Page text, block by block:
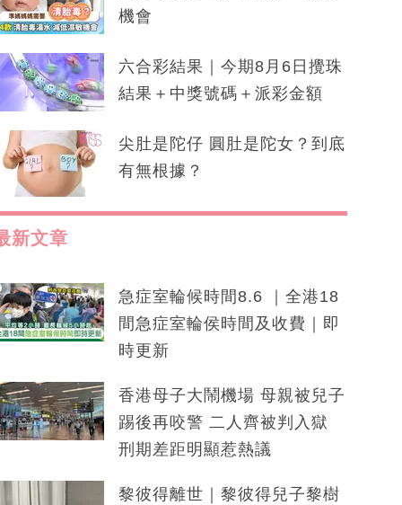
機會
六合彩結果｜今期8月6日攪珠
結果＋中獎號碼＋派彩金額
尖肚是陀仔 圓肚是陀女？到底
有無根據？
新文章
急症室輪候時間8.6 ｜全港18
間急症室輪侯時間及收費｜即
時更新
香港母子大鬧機場 母親被兒子
踢後再咬警 二人齊被判入獄
刑期差距明顯惹熱議
黎彼得離世｜黎彼得兒子黎樹